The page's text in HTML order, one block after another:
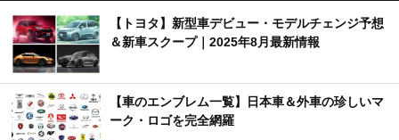
【トヨタ】新型車デビュー・モデルチェンジ予想
＆新車スクープ｜2025年8月最新情報
【車のエンブレム一覧】日本車＆外車の珍しいマ
ーク・ロゴを完全網羅